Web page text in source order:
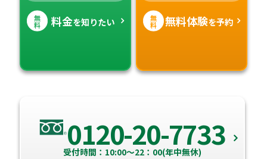
無
料 料金を知りたい 無
料 無料体験を予約
0120-20-7733
受付時間：10:00～22：00(年中無休)